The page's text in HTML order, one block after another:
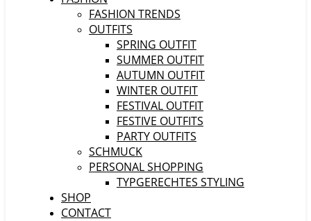
FASHION TRENDS
OUTFITS
SPRING OUTFIT
SUMMER OUTFIT
AUTUMN OUTFIT
WINTER OUTFIT
FESTIVAL OUTFIT
FESTIVE OUTFITS
PARTY OUTFITS
SCHMUCK
PERSONAL SHOPPING
TYPGERECHTES STYLING
SHOP
CONTACT